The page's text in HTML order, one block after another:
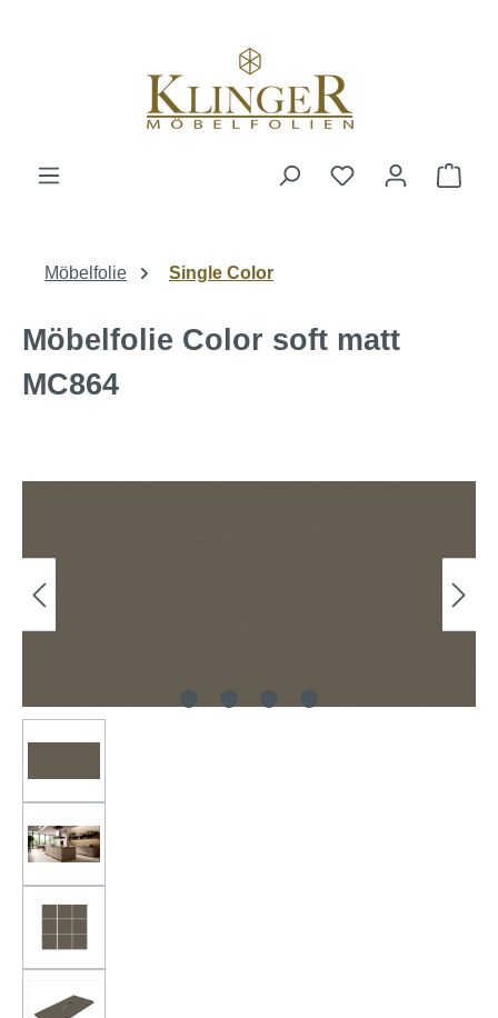
Möbelfolie Single Color
Möbelfolie Color soft matt
MC864